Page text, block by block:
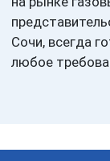
Сочи, всегда
любое